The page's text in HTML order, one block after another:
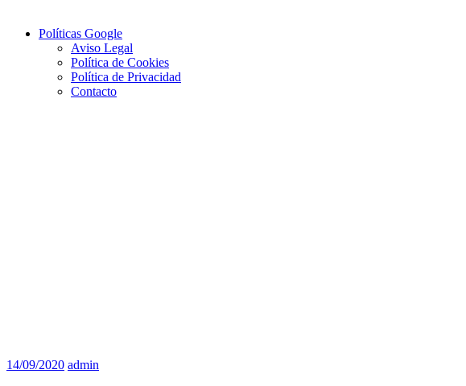
Políticas Google
Aviso Legal
Política de Cookies
Política de Privacidad
Contacto
14/09/2020 admin